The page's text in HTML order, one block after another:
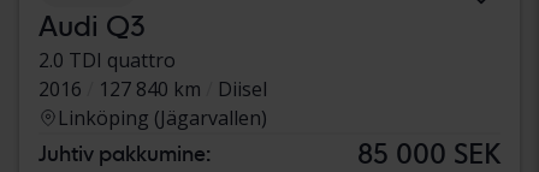
Audi Q3
2.0 TDI quattro
2016
127 840 km
Diisel
Linköping (Jägarvallen)
Juhtiv pakkumine: 85 000 SEK